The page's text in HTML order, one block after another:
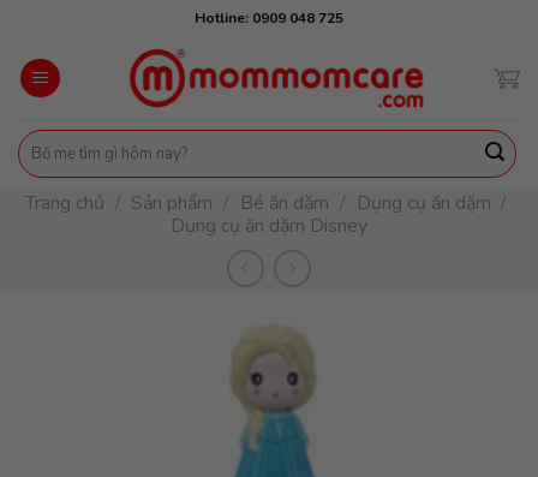
content
Hotline: 0909 048 725
Tìm
kiếm:
Trang chủ / Sản phẩm / Bé ăn dặm / Dụng cụ ăn dặm /
Dụng cụ ăn dặm Disney